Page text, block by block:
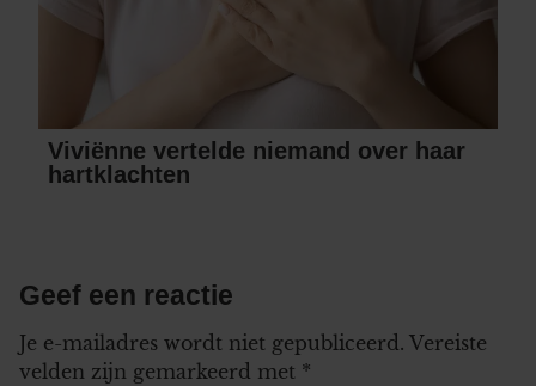
Viviënne vertelde niemand over haar
hartklachten
Geef een reactie
Je e-mailadres wordt niet gepubliceerd. Vereiste
velden zijn gemarkeerd met *